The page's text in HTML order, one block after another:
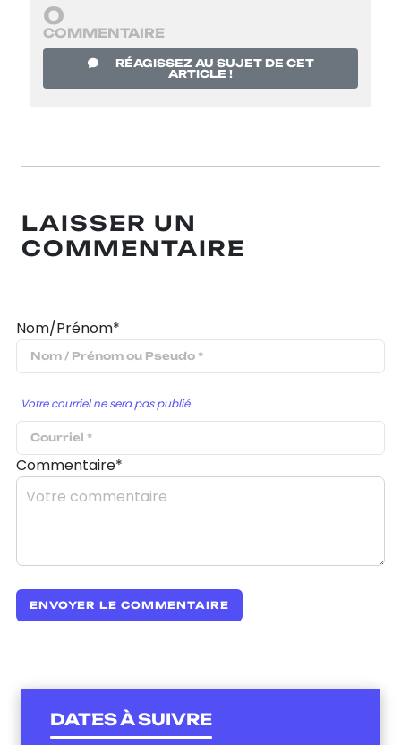
0
COMMENTAIRE
RÉAGISSEZ AU SUJET DE CET
ARTICLE !
LAISSER UN
COMMENTAIRE
Nom/Prénom*
Votre courriel ne sera pas publié
Commentaire*
DATES À SUIVRE